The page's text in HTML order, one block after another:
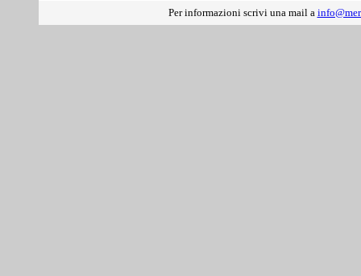
Per informazioni scrivi una mail a